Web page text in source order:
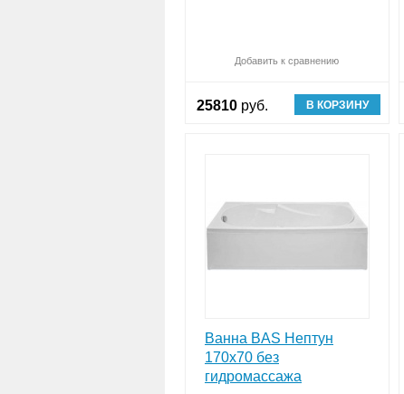
Добавить к сравнению
25810 руб. В КОРЗИНУ
Ванна BAS Нептун
170х70 без
гидромассажа